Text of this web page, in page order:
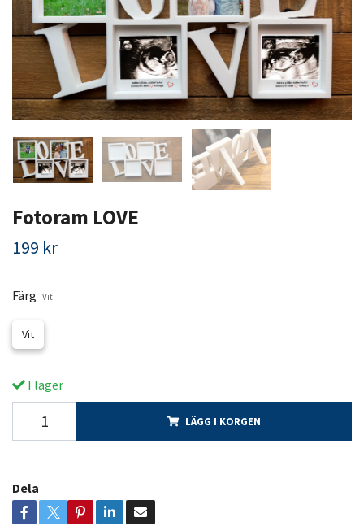
Fotoram LOVE
199 kr
Färg Vit
Vit
I lager
LÄGG I KORGEN
Dela